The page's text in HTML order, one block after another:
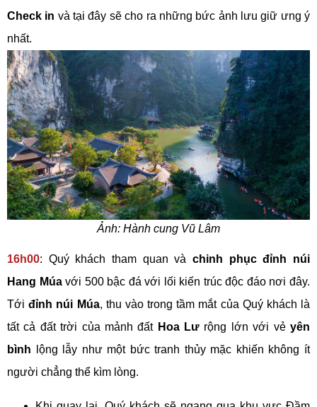
Check in và tại đây sẽ cho ra những bức ảnh lưu giữ ưng ý
nhất.
Ảnh: Hành cung Vũ Lâm
16h00: Quý khách tham quan và chinh phục đỉnh núi
Hang Múavới 500 bậc đá với lối kiến trúc độc đáo nơi đây.
Tớiđỉnh núi Múa, thu vào trong tầm mắt của Quý khách là
tất cả đất trời của mảnh đất Hoa Lư rộng lớn với vẻyên
bình lộng lẫy như một bức tranh thủy mặc khiến không ít
người chẳng thể kìm lòng.